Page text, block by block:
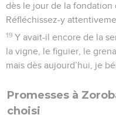
dès le jour de la
Réfléchissez-y
19 Y avait-il encore de la
la vigne, le figuier, le
mais dès aujourd’hui, je
Promesses à
choisi